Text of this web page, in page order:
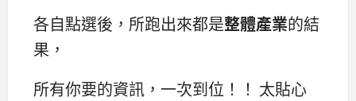
各自點選後，所跑出來都是整體產業的結
果，
所有你要的資訊，一次到位！！ 太貼心